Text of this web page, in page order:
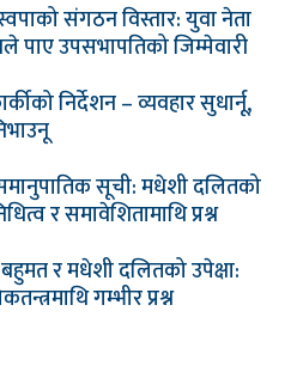
संगठन विस्तार: युवा नेता
पाए उपसभापतिको जिम्मेवारी
निर्देशन – व्यवहार सुधार्नू,
सूची: मधेशी दलितको
र समावेशितामाथि प्रश्न
र मधेशी दलितको उपेक्षा:
गम्भीर प्रश्न